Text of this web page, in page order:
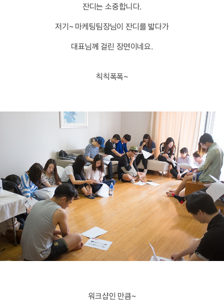
잔디는 소중합니다.
저기~ 마케팅팀장님이 잔디를 밟다가
대표님께 걸린 장면이네요.
칙칙폭폭~
워크샵인 만큼~